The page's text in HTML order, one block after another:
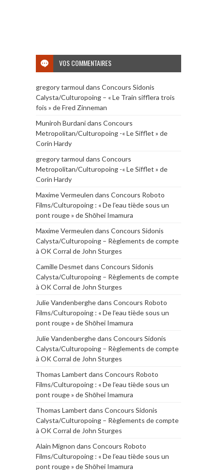
VOS COMMENTAIRES
gregory tarmoul dans Concours Sidonis
Calysta/Culturopoing – « Le Train sifflera trois
fois » de Fred Zinneman
Muniroh Burdanidans Concours
Metropolitan/Culturopoing -« Le Sifflet » de
Corin Hardy
gregory tarmoul dans Concours
Metropolitan/Culturopoing -« Le Sifflet » de
Corin Hardy
Maxime Vermeulen dans Concours Roboto
Films/Culturopoing : « De l’eau tiède sous un
pont rouge » de Shōhei Imamura
Maxime Vermeulen dans Concours Sidonis
Calysta/Culturopoing – Règlements de compte
à OK Corral de John Sturges
Camille Desmet dans Concours Sidonis
Calysta/Culturopoing – Règlements de compte
à OK Corral de John Sturges
Julie Vandenberghedans Concours Roboto
Films/Culturopoing : « De l’eau tiède sous un
pont rouge » de Shōhei Imamura
Julie Vandenberghedans Concours Sidonis
Calysta/Culturopoing – Règlements de compte
à OK Corral de John Sturges
Thomas Lambert dans Concours Roboto
Films/Culturopoing : « De l’eau tiède sous un
pont rouge » de Shōhei Imamura
Thomas Lambert dans Concours Sidonis
Calysta/Culturopoing – Règlements de compte
à OK Corral de John Sturges
Alain Mignon dans Concours Roboto
Films/Culturopoing : « De l’eau tiède sous un
pont rouge » de Shōhei Imamura